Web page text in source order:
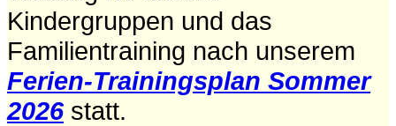
Kindergruppen und das
Familientraining nach unserem
Ferien-Trainingsplan Sommer
2026statt.